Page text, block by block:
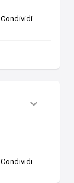
Condividi
Condividi